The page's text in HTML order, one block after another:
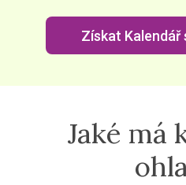
Získat Kalendář
Jaké má